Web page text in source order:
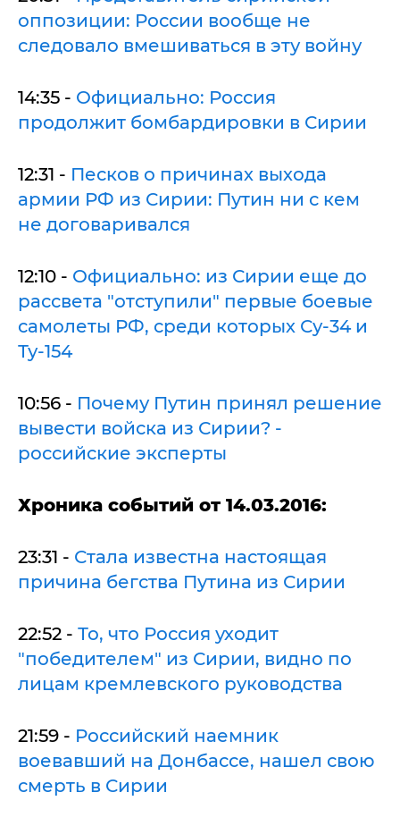
оппозиции: России вообще не
следовало вмешиваться в эту войну
14:35 - Официально: Россия
продолжит бомбардировки в Сирии
12:31 - Песков о причинах выхода
армии РФ из Сирии: Путин ни с кем
не договаривался
12:10 - Официально: из Сирии еще до
рассвета "отступили" первые боевые
самолеты РФ, среди которых Су-34 и
Ту-154
10:56 - Почему Путин принял решение
вывести войска из Сирии? -
российские эксперты
Хроника событий от 14.03.2016:
23:31 - Стала известна настоящая
причина бегства Путина из Сирии
22:52 - То, что Россия уходит
"победителем" из Сирии, видно по
лицам кремлевского руководства
21:59 - Российский наемник
воевавший на Донбассе, нашел свою
смерть в Сирии